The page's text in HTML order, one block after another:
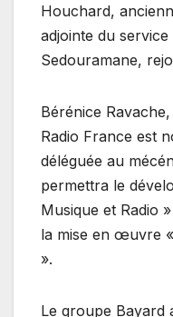
Houchard,
adjointe du
Sedouramane,
Bérénice
Radio France est
déléguée au
permettra le
Musique et Radio
la mise en œuvre
».
Le groupe Bayard